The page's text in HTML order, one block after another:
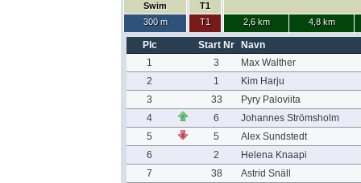
Swim
300 m
T1
T1
2,6 km 4,8 km
Plc Start Nr
Navn
1
3
Max Walther
2
1
Kim Harju
3
33
Pyry Paloviita
4
6
Johannes Strömsholm
5
5
Alex Sundstedt
6
2
Helena Knaapi
7
38
Astrid Snäll